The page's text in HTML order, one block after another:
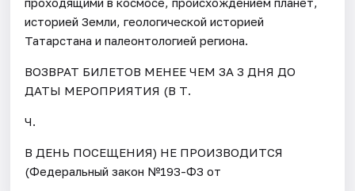
историей Земли, геологической историей
Татарстана и палеонтологией региона.
ВОЗВРАТ БИЛЕТОВ МЕНЕЕ ЧЕМ ЗА 3 ДНЯ ДО
ДАТЫ МЕРОПРИЯТИЯ (В Т.
Ч.
В ДЕНЬ ПОСЕЩЕНИЯ) НЕ ПРОИЗВОДИТСЯ
(Федеральный закон №193-ФЗ от